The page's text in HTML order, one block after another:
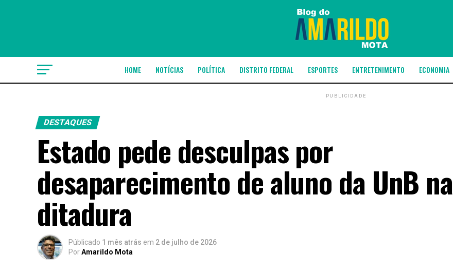
HOME NOTÍCIAS POLÍTICA DISTRITO FEDERAL ESPORTES ENTRETENIMENTO ECONOMIA
PUBLICIDADE
DESTAQUES
Estado pede desculpas por
desaparecimento de aluno da UnB na
ditadura
Públicado 1 mês atrás em 2 de julho de 2026
PorAmarildo Mota